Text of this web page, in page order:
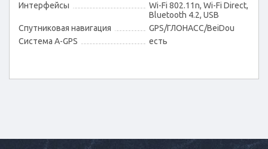
Интерфейсы
Wi-Fi 802.11n, Wi-Fi Direct,
Bluetooth 4.2, USB
Спутниковая навигация
GPS/ГЛОНАСС/BeiDou
Cистема A-GPS
есть